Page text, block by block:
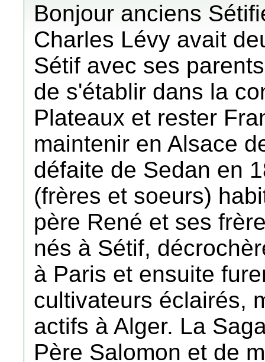
Bonjour anciens
Charles Lévy avait
Sétif avec ses
de s'établir dans la
Plateaux et rester
maintenir en Alsace
défaite de Sedan en
(frères et soeurs)
père René et ses
nés à Sétif,
à Paris et ensuite
cultivateurs éclairés,
actifs à Alger. La
Père Salomon et de